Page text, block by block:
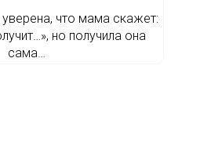
что мама скажет:
но получила она
сама…